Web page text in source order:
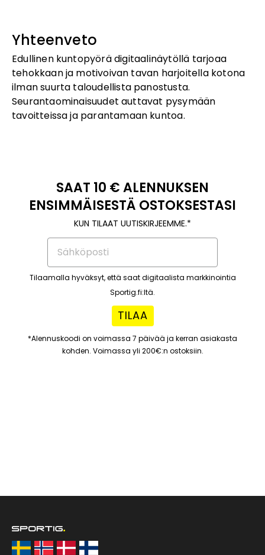
Yhteenveto
Edullinen kuntopyörä digitaalinäytöllä tarjoaa
tehokkaan ja motivoivan tavan harjoitella kotona
ilman suurta taloudellista panostusta.
Seurantaominaisuudet auttavat pysymään
tavoitteissa ja parantamaan kuntoa.
SAAT 10 € ALENNUKSEN
ENSIMMÄISESTÄ OSTOKSESTASI
KUN TILAAT UUTISKIRJEEMME.*
Tilaamalla hyväksyt, että saat digitaalista markkinointia
Sportig.fi:ltä.
TILAA
*Alennuskoodi on voimassa 7 päivää ja kerran asiakasta
kohden. Voimassa yli 200€:n ostoksiin.